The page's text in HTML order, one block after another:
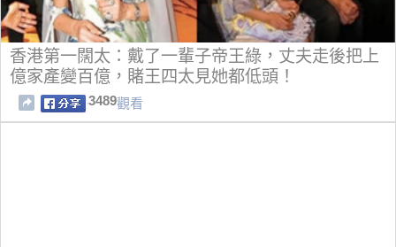
香港第一闊太：戴了一輩子帝王綠，丈夫走後把上
億家產變百億，賭王四太見她都低頭！
3489觀看